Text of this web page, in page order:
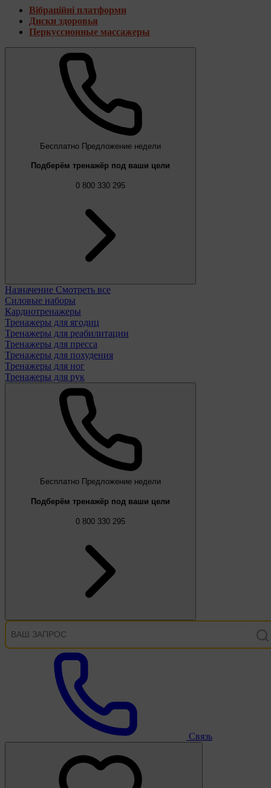
Вібраційні платформи
Диски здоровья
Перкуссионные массажеры
Бесплатно Предложение недели
Подберём тренажёр под ваши цели
0 800 330 295
Назначение Смотреть все
Силовые наборы
Кардиотренажеры
Тренажеры для ягодиц
Тренажеры для реабилитации
Тренажеры для пресса
Тренажеры для похудения
Тренажеры для ног
Тренажеры для рук
Бесплатно Предложение недели
Подберём тренажёр под ваши цели
0 800 330 295
Связь